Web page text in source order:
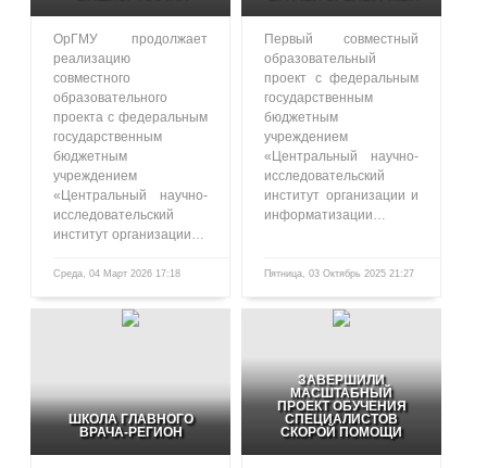
ОрГМУ продолжает
реализацию
совместного
образовательного
проекта с федеральным
государственным
бюджетным
учреждением
«Центральный научно-
исследовательский
институт организации…
Среда, 04 Март 2026 17:18
Первый совместный
образовательный
проект с федеральным
государственным
бюджетным
учреждением
«Центральный научно-
исследовательский
институт организации и
информатизации…
Пятница, 03 Октябрь 2025 21:27
ШКОЛА ГЛАВНОГО
ВРАЧА-РЕГИОН
ЗАВЕРШИЛИ
МАСШТАБНЫЙ
ПРОЕКТ ОБУЧЕНИЯ
СПЕЦИАЛИСТОВ
СКОРОЙ ПОМОЩИ